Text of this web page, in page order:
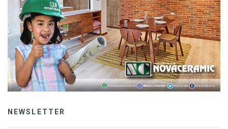
NEWSLETTER